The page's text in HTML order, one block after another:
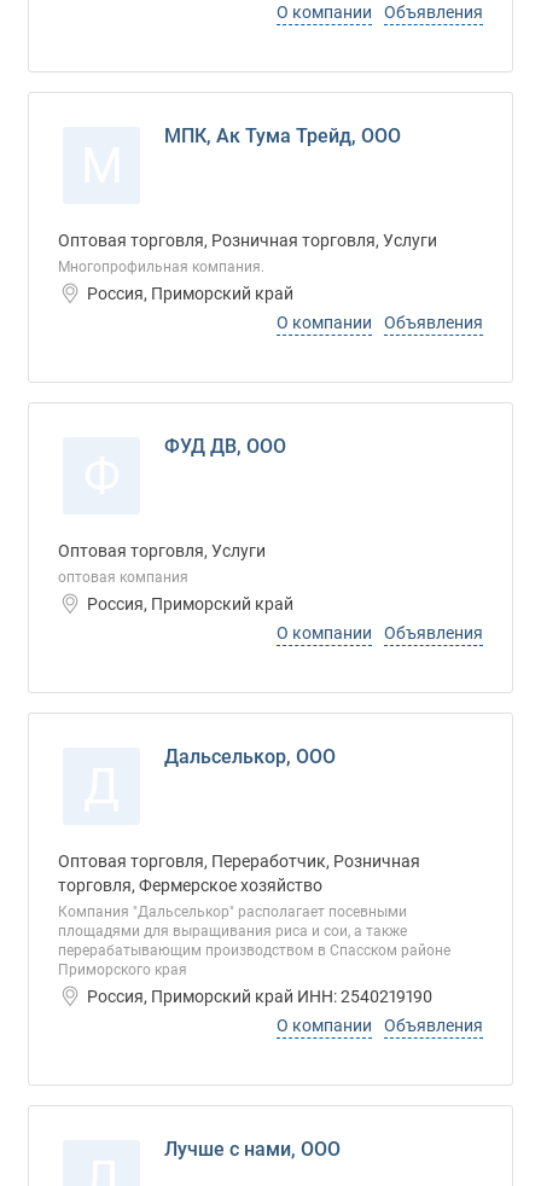
О компании
Объявления
МПК, Ак Тума Трейд, ООО
Оптовая торговля, Розничная торговля, Услуги
Многопрофильная компания.
Россия, Приморский край
О компании
Объявления
ФУД ДВ, ООО
Оптовая торговля, Услуги
оптовая компания
Россия, Приморский край
О компании
Объявления
Дальселькор, ООО
Оптовая торговля, Переработчик, Розничная
торговля, Фермерское хозяйство
Компания "Дальселькор" располагает посевными
площадями для выращивания риса и сои, а также
перерабатывающим производством в Спасском районе
Приморского края
Россия, Приморский край ИНН: 2540219190
О компании
Объявления
Лучше с нами, ООО